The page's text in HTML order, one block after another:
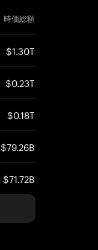
時価総額
$1.30T
$0.23T
$0.18T
$79.26B
$71.72B